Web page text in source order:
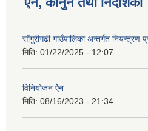
साँगुरीगढी गाउँपालिका अन्तर्गत नियन्त्रण
मिति: 01/22/2025 - 12:07
विनियोजन ऐेन
मिति: 08/16/2023 - 21:34